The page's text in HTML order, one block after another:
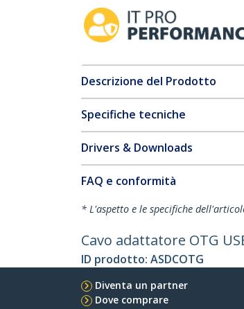
Descrizione del Prodotto
Specifiche tecniche
Drivers & Downloads
FAQ e conformità
* L'aspetto e le specifiche
Cavo adattatore OTG
ID prodotto: ASDCOTG
Diventa un partner
Dove comprare